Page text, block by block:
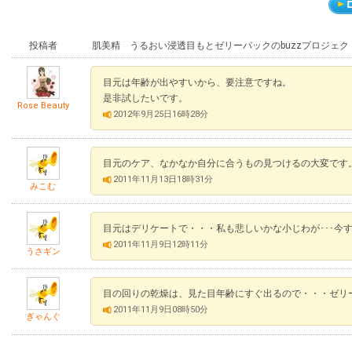
投稿者 肌美精 うるおい浸透目もとゼリーパックのbuzzプロジェク
Rose Beauty
目元は年齢が出やすいから、要注意ですね。
是非試したいです。
2012年9月25日16時28分
みこむ
目元のケア、なかなか自分に合うもの見つけるの大変で
2011年11月13日18時31分
うさギン
目元はデリケートで・・・私も悲しいかな小じわが･･･今
2011年11月9日12時11分
ぎゃんぐ
目の回りの乾燥は、見た目年齢にすぐ出るので・・・ゼ
2011年11月9日08時50分